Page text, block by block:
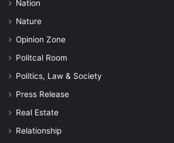
Nation
Nature
Opinion Zone
Politcal Room
Politics, Law & Society
Press Release
Real Estate
Relationship